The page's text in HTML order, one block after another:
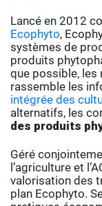
Lancé en 2012
Ecophyto,
systèmes de
produits
que possible, les
rassemble les
intégrée des
alternatifs, les
des produits
Géré
l’agriculture et
valorisation des
plan Ecophyto.